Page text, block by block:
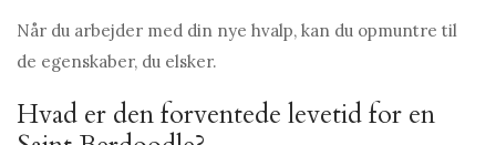
Når du arbejder med din nye hvalp, kan du opmuntre til
de egenskaber, du elsker.
Hvad er den forventede levetid for en